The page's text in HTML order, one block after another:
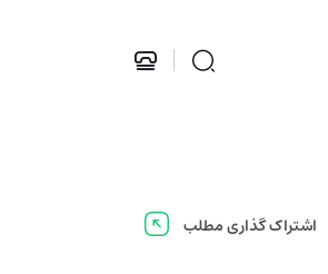
اشتراک گذاری مطلب